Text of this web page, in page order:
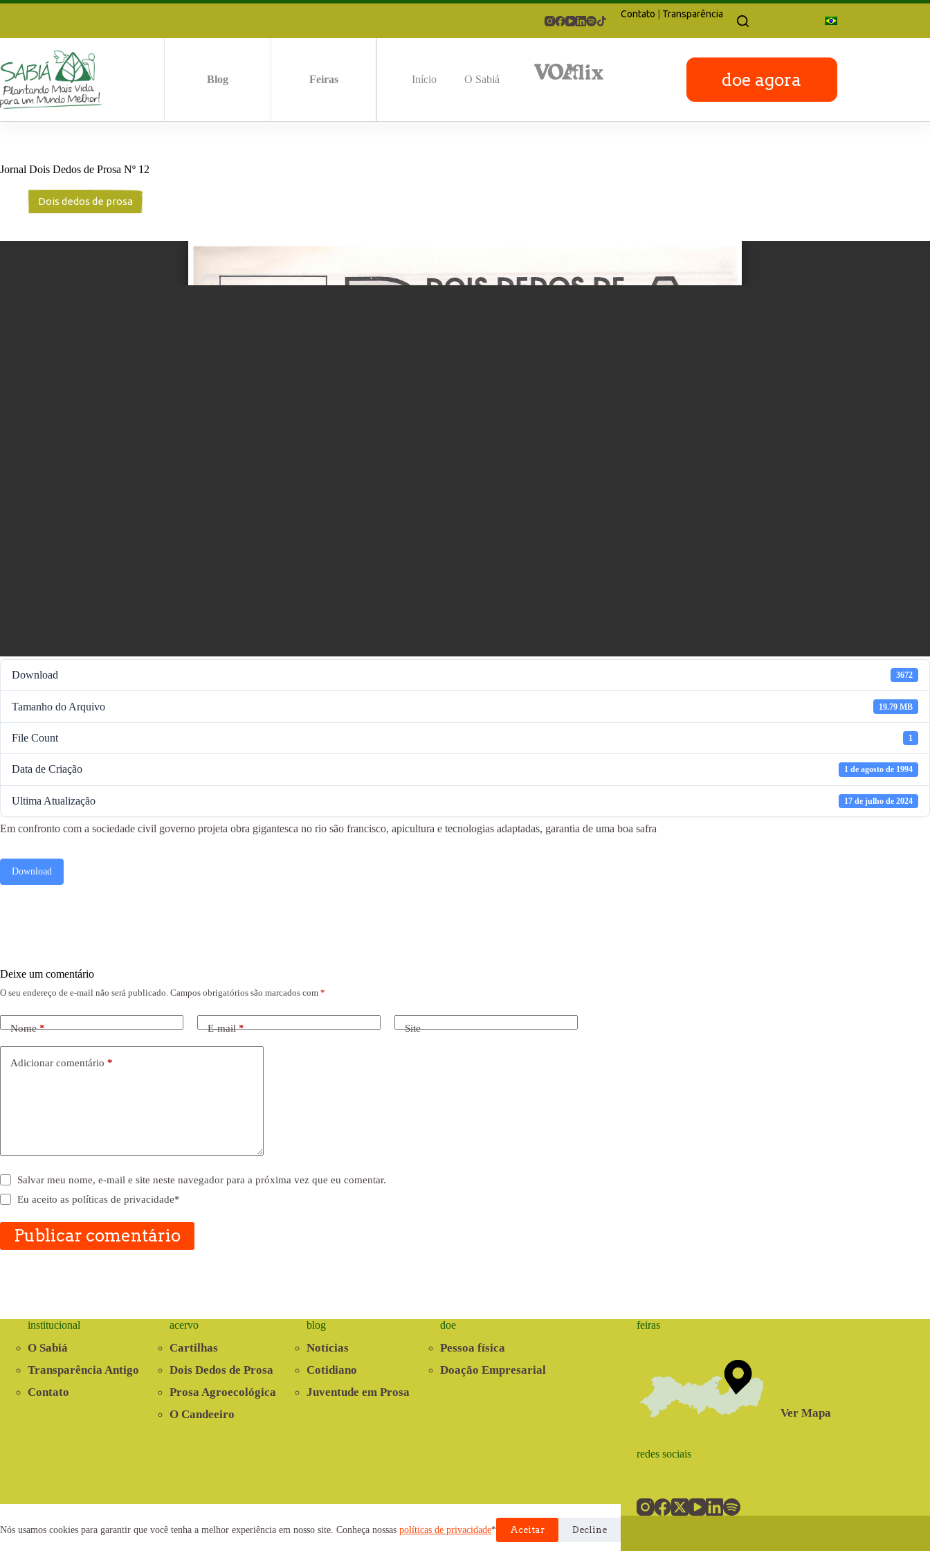
Pular
Nós usamos cookies para garantir que você tenha a melhor experiência em nosso site. Conheça nossas políticas de privacidade* Aceitar Decline
Contato | Transparência
Blog Feiras Início O Sabiá doe agora
Jornal Dois Dedos de Prosa Nº 12
Dois dedos de prosa
Download 3672
Tamanho do Arquivo 19.79 MB
File Count 1
Data de Criação 1 de agosto de 1994
Ultima Atualização 17 de julho de 2024
Em confronto com a sociedade civil governo projeta obra gigantesca no rio são francisco, apicultura e tecnologias adaptadas, garantia de uma boa safra
Download
Deixe um comentário
O seu endereço de e-mail não será publicado. Campos obrigatórios são marcados com *
Nome* E-mail* Site
Adicionar comentário *
Salvar meu nome, e-mail e site neste navegador para a próxima vez que eu comentar.
Eu aceito aspolíticas de privacidade*
Publicar comentário
institucional
O Sabiá
Transparência Antigo
Contato
acervo
Cartilhas
Dois Dedos de Prosa
Prosa Agroecológica
O Candeeiro
blog
Notícias
Cotidiano
Juventude em Prosa
doe
Pessoa física
Doação Empresarial
feiras
Ver Mapa
redes sociais
2021 © www.centrosabia.org.br Desenvolvido pela Cooperativa EITA